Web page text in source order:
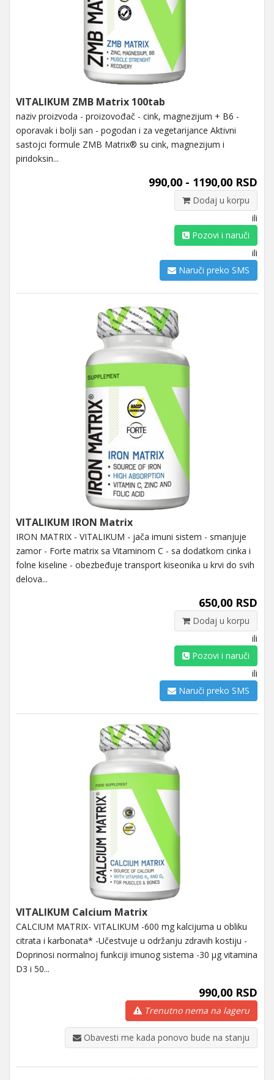
VITALIKUM ZMB Matrix 100tab
naziv proizvoda - proizovođač - cink, magnezijum + B6 -
oporavak i bolji san - pogodan i za vegetarijance Aktivni
sastojci formule ZMB Matrix® su cink, magnezijum i
piridoksin...
990,00 - 1190,00 RSD
Dodaj u korpu
ili
Pozovi i naruči
ili
Naruči preko SMS
VITALIKUM IRON Matrix
IRON MATRIX - VITALIKUM - jača imuni sistem - smanjuje
zamor - Forte matrix sa Vitaminom C - sa dodatkom cinka i
folne kiseline - obezbeđuje transport kiseonika u krvi do svih
delova...
650,00 RSD
Dodaj u korpu
ili
Pozovi i naruči
ili
Naruči preko SMS
VITALIKUM Calcium Matrix
CALCIUM MATRIX- VITALIKUM -600 mg kalcijuma u obliku
citrata i karbonata* -Učestvuje u održanju zdravih kostiju -
Doprinosi normalnoj funkciji imunog sistema -30 μg vitamina
D3 i 50...
990,00 RSD
Trenutno nema na lageru
Obavesti me kada ponovo bude na stanju